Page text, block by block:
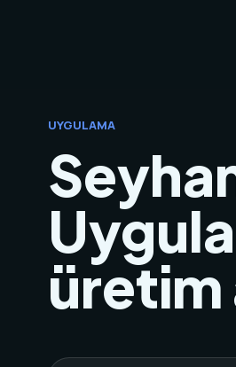
UYGULAMA
üretim